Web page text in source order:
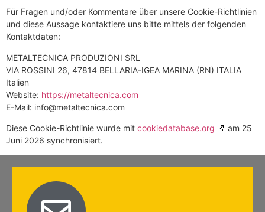
Für Fragen und/oder Kommentare über unsere Cookie-Richtlinien
und diese Aussage kontaktiere uns bitte mittels der folgenden
Kontaktdaten:
METALTECNICA PRODUZIONI SRL
VIA ROSSINI 26, 47814 BELLARIA-IGEA MARINA (RN) ITALIA
Italien
Website: https://metaltecnica.com
E-Mail: info@metaltecnica.com
Diese Cookie-Richtlinie wurde mit cookiedatabase.org
am 25
Juni 2026 synchronisiert.